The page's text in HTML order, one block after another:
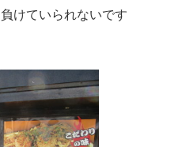
けていられないです